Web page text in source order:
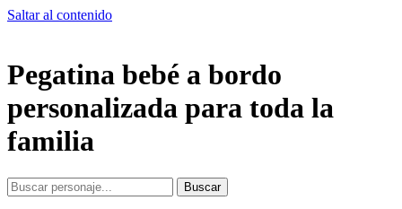
Saltar al contenido
Pegatina bebé a bordo
personalizada para toda la
familia
Buscar